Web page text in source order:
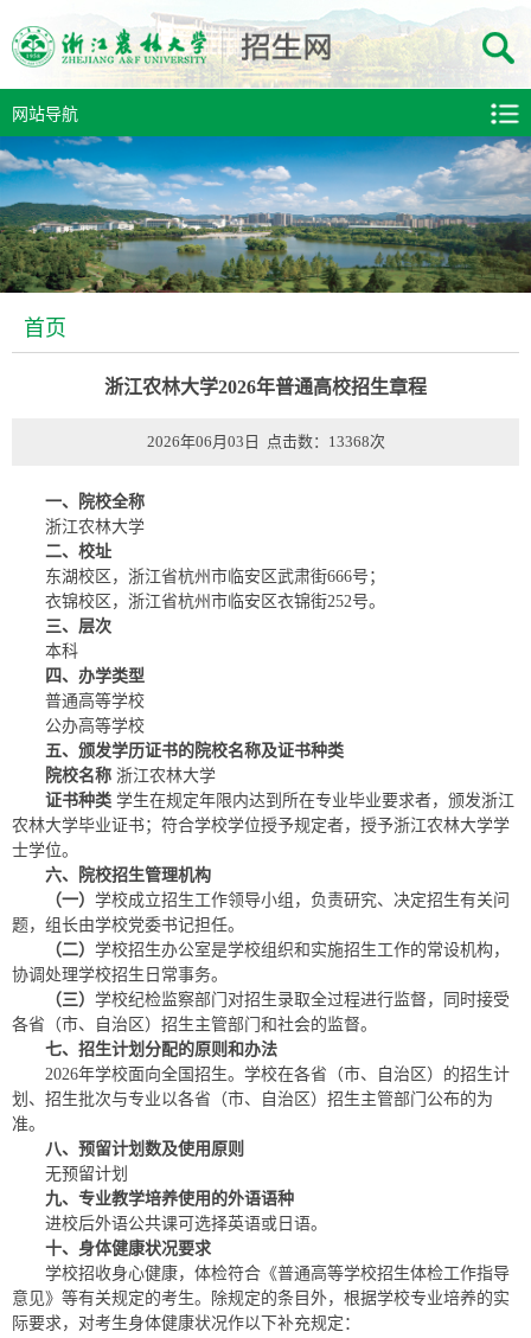
网站导航
首页
浙江农林大学2026年普通高校招生章程
2026年06月03日 点击数： 13368次
一、院校全称
浙江农林大学
二、校址
东湖校区，浙江省杭州市临安区武肃街666号；
衣锦校区，浙江省杭州市临安区衣锦街252号。
三、层次
本科
四、办学类型
普通高等学校
公办高等学校
五、颁发学历证书的院校名称及证书种类
院校名称 浙江农林大学
证书种类 学生在规定年限内达到所在专业毕业要求者，颁发浙江
农林大学毕业证书；符合学校学位授予规定者，授予浙江农林大学学
士学位。
六、院校招生管理机构
（一） 学校成立招生工作领导小组，负责研究、决定招生有关问
题，组长由学校党委书记担任。
（二） 学校招生办公室是学校组织和实施招生工作的常设机构，
协调处理学校招生日常事务。
（三） 学校纪检监察部门对招生录取全过程进行监督，同时接受
各省（市、自治区）招生主管部门和社会的监督。
七、招生计划分配的原则和办法
2026年学校面向全国招生。学校在各省（市、自治区）的招生计
划、招生批次与专业以各省（市、自治区）招生主管部门公布的为
准。
八、预留计划数及使用原则
无预留计划
九、专业教学培养使用的外语语种
进校后外语公共课可选择英语或日语。
十、身体健康状况要求
学校招收身心健康，体检符合《普通高等学校招生体检工作指导
意见》等有关规定的考生。除规定的条目外，根据学校专业培养的实
际要求，对考生身体健康状况作以下补充规定：